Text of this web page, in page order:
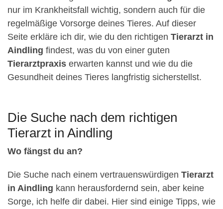
nur im Krankheitsfall wichtig, sondern auch für die
regelmäßige Vorsorge deines Tieres. Auf dieser
Seite erkläre ich dir, wie du den richtigen Tierarzt in
Aindling findest, was du von einer guten
Tierarztpraxis erwarten kannst und wie du die
Gesundheit deines Tieres langfristig sicherstellst.
Die Suche nach dem richtigen
Tierarzt in Aindling
Wo fängst du an?
Die Suche nach einem vertrauenswürdigen Tierarzt
in Aindling kann herausfordernd sein, aber keine
Sorge, ich helfe dir dabei. Hier sind einige Tipps, wie